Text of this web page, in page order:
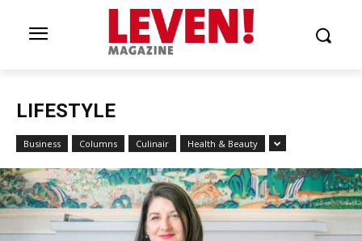
LIFESTYLE
Business Columns Culinair Health & Beauty